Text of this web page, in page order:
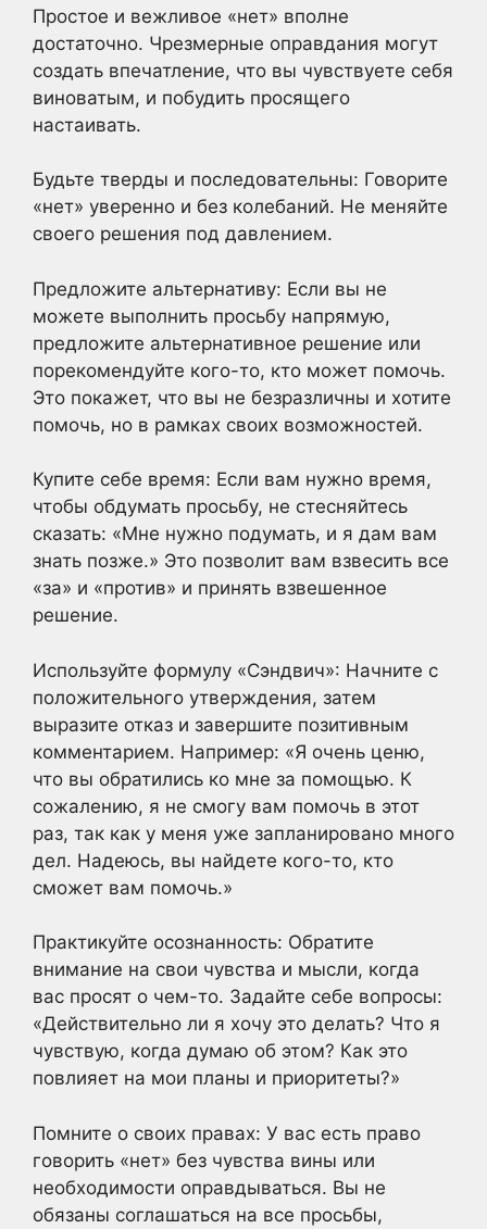
Простое и вежливое «нет» вполне
достаточно. Чрезмерные оправдания могут
создать впечатление, что вы чувствуете себя
виноватым, и побудить просящего
настаивать.
Будьте тверды и последовательны: Говорите
«нет» уверенно и без колебаний. Не меняйте
своего решения под давлением.
Предложите альтернативу: Если вы не
можете выполнить просьбу напрямую,
предложите альтернативное решение или
порекомендуйте кого-то, кто может помочь.
Это покажет, что вы не безразличны и хотите
помочь, но в рамках своих возможностей.
Купите себе время: Если вам нужно время,
чтобы обдумать просьбу, не стесняйтесь
сказать: «Мне нужно подумать, и я дам вам
знать позже.» Это позволит вам взвесить все
«за» и «против» и принять взвешенное
решение.
Используйте формулу «Сэндвич»: Начните с
положительного утверждения, затем
выразите отказ и завершите позитивным
комментарием. Например: «Я очень ценю,
что вы обратились ко мне за помощью. К
сожалению, я не смогу вам помочь в этот
раз, так как у меня уже запланировано много
дел. Надеюсь, вы найдете кого-то, кто
сможет вам помочь.»
Практикуйте осознанность: Обратите
внимание на свои чувства и мысли, когда
вас просят о чем-то. Задайте себе вопросы:
«Действительно ли я хочу это делать? Что я
чувствую, когда думаю об этом? Как это
повлияет на мои планы и приоритеты?»
Помните о своих правах: У вас есть право
говорить «нет» без чувства вины или
необходимости оправдываться. Вы не
обязаны соглашаться на все просьбы,